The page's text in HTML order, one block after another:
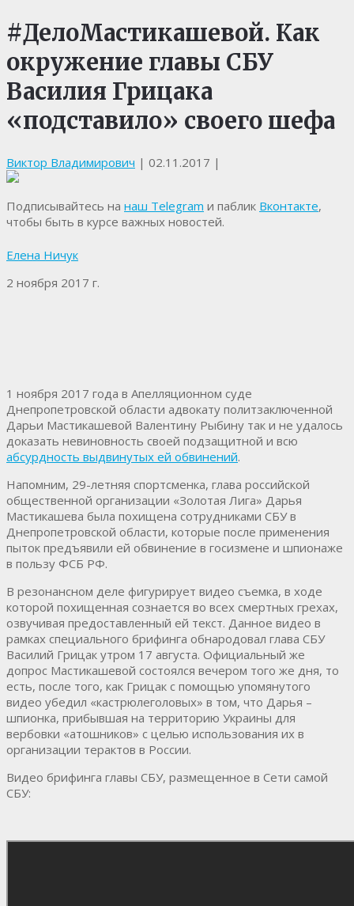
#ДелоМастикашевой. Как
окружение главы СБУ
Василия Грицака
«подставило» своего шефа
Виктор Владимирович | 02.11.2017 |
Подписывайтесь на наш Telegram и паблик Вконтакте,
чтобы быть в курсе важных новостей.
Елена Ничук
2 ноября 2017 г.
1 ноября 2017 года в Апелляционном суде
Днепропетровской области адвокату политзаключенной
Дарьи Мастикашевой Валентину Рыбину так и не удалось
доказать невиновность своей подзащитной и всю
абсурдность выдвинутых ей обвинений.
Напомним, 29-летняя спортсменка, глава российской
общественной организации «Золотая Лига» Дарья
Мастикашева была похищена сотрудниками СБУ в
Днепропетровской области, которые после применения
пыток предъявили ей обвинение в госизмене и шпионаже
в пользу ФСБ РФ.
В резонансном деле фигурирует видео съемка, в ходе
которой похищенная сознается во всех смертных грехах,
озвучивая предоставленный ей текст. Данное видео в
рамках специального брифинга обнародовал глава СБУ
Василий Грицак утром 17 августа. Официальный же
допрос Мастикашевой состоялся вечером того же дня, то
есть, после того, как Грицак с помощью упомянутого
видео убедил «кастрюлеголовых» в том, что Дарья –
шпионка, прибывшая на территорию Украины для
вербовки «атошников» с целью использования их в
организации терактов в России.
Видео брифинга главы СБУ, размещенное в Сети самой
СБУ: